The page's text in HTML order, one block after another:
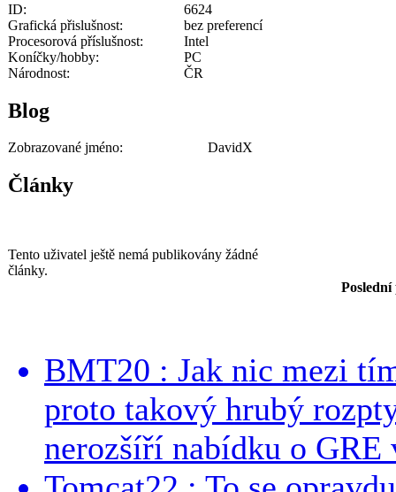
ID:
6624
Grafická přislušnost:
bez preferencí
Procesorová příslušnost:
Intel
Koníčky/hobby:
PC
Národnost:
ČR
Blog
Zobrazované jméno: DavidX
Články
Tento uživatel ještě nemá publikovány žádné
články.
BMT20 : Jak nic mezi
proto takový hrubý
nerozšíří nabídku o GRE